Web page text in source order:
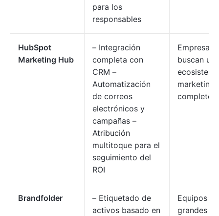
para los
responsables
HubSpot
Marketing Hub
– Integración
completa con
CRM –
Automatización
de correos
electrónicos y
campañas –
Atribución
multitoque para el
seguimiento del
ROI
Empresas
buscan un
marketing
completo
Brandfolder
– Etiquetado de
activos basado en
Equipos
grandes